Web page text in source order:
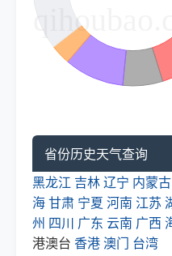
省份历史天气查询
黑龙江 吉林辽宁 内蒙古
海甘肃 宁夏 河南 江苏
州 四川 广东 云南 广西
港澳台 香港澳门 台湾